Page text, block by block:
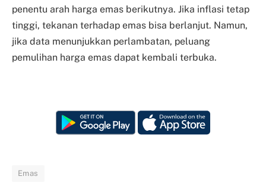
penentu arah harga emas berikutnya. Jika inflasi tetap
tinggi, tekanan terhadap emas bisa berlanjut. Namun,
jika data menunjukkan perlambatan, peluang
pemulihan harga emas dapat kembali terbuka.
Emas